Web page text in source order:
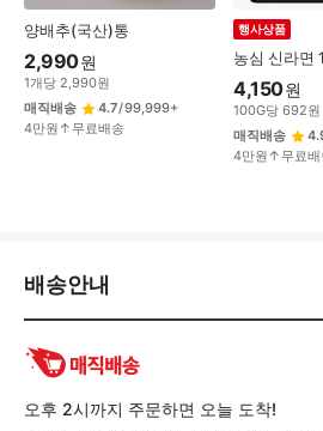
양배추(국산)통
2,990원
1개당 2,990원
매직배송
4.7/99,999+
4만원↑무료배송
농심 신라면
행사상품
4,150원
100G당 692원
매직배송
4만원↑무료배
배
환/
품
배송안내
오후 2시까지 주문하면 오늘 도착!